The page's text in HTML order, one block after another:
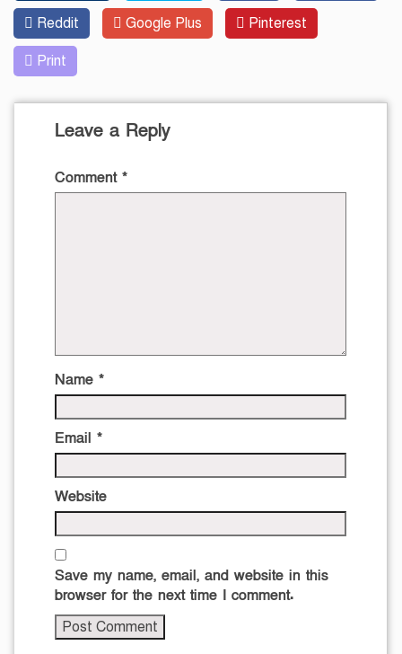
Reddit Google Plus Pinterest
Print
Leave a Reply
Comment *
Name *
Email *
Website
Save my name, email, and website in this
browser for the next time I comment.